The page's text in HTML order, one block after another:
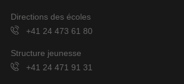
Directions des écoles
+41 24 473 61 80
Structure jeunesse
+41 24 471 91 31